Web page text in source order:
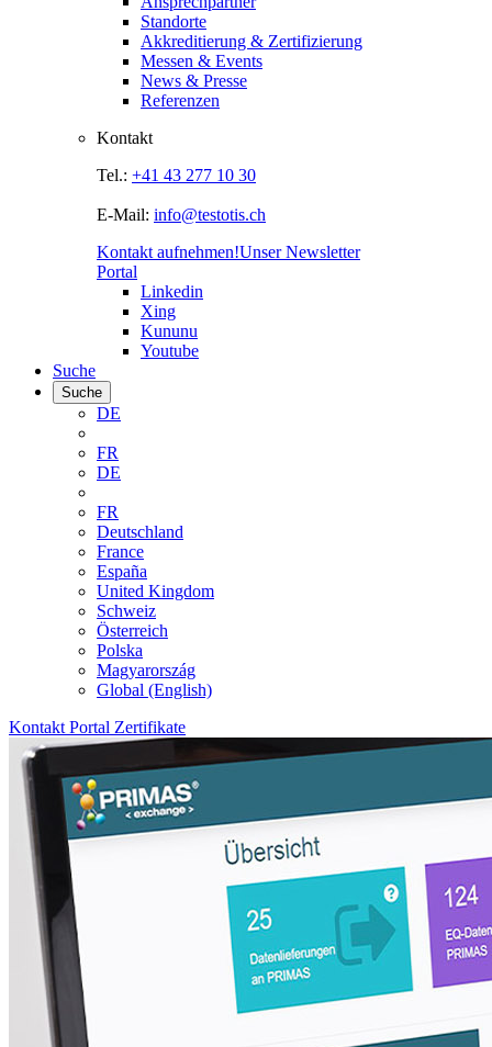
Standorte
Akkreditierung & Zertifizierung
Messen & Events
News & Presse
Referenzen
Kontakt
Tel.: +41 43 277 10 30
E-Mail: info@testotis.ch
Kontakt aufnehmen!Unser Newsletter
Portal
Linkedin
Xing
Kununu
Youtube
Suche
Suche
DE
FR
DE
FR
Deutschland
France
España
United Kingdom
Schweiz
Österreich
Polska
Magyarország
Global (English)
Kontakt Portal Zertifikate